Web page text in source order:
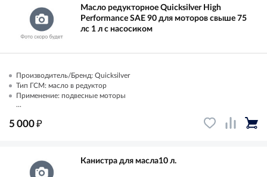
Масло редукторное Quicksilver High
Performance SAE 90 для моторов свыше 75
лс 1 л с насосиком
Производитель/Бренд: Quicksilver
Тип ГСМ: масло в редуктор
Применение: подвесные моторы
...
5 000₽
Канистра для масла10 л.